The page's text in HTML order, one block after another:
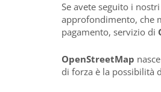
Se avete seguito i
approfondimento, che
pagamento, servizio di
OpenStreetMap
di forza è la possibilità